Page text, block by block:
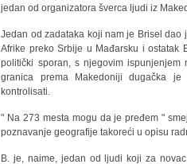
jedan od organizatora šverca ljudi iz
Jedan od zadataka koji nam je Brisel dao
Afrike preko Srbije u Mađarsku i ostatak
politički sporan, s njegovim
granica prema Makedoniji dugačka
kontrolisati.
" Na 273 mesta mogu da je pređem "
poznavanje geografije takoreći u opisu
B. je, naime, jedan od ljudi koji za